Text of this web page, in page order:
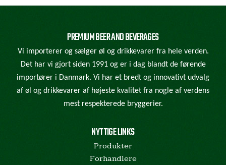
PREMIUM BEER AND BEVERAGES
Vi importerer og sælger øl og drikkevarer fra hele verden.
Det har vi gjort siden 1991 og er i dag blandt de førende
importører i Danmark. Vi har et bredt og innovativt udvalg
af øl og drikkevarer af højeste kvalitet fra nogle af verdens
mest respekterede bryggerier.
NYTTIGE LINKS
Produkter
Forhandlere